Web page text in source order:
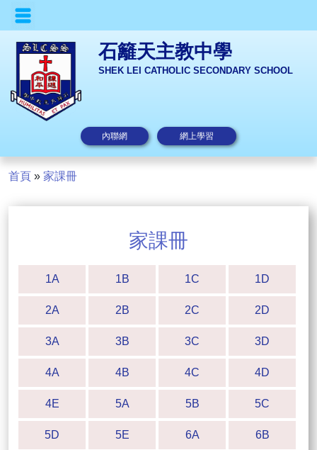
石籬天主教中學
SHEK LEI CATHOLIC SECONDARY SCHOOL
內聯網 網上學習
首頁 » 家課冊
家課冊
1A 1B 1C 1D
2A 2B 2C 2D
3A 3B 3C 3D
4A 4B 4C 4D
4E 5A 5B 5C
5D 5E 6A 6B